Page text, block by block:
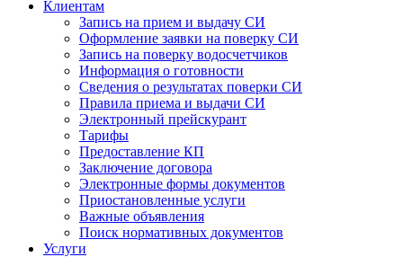
Клиентам
Запись на прием и выдачу СИ
Оформление заявки на поверку СИ
Запись на поверку водосчетчиков
Информация о готовности
Сведения о результатах поверки СИ
Правила приема и выдачи СИ
Электронный прейскурант
Тарифы
Предоставление КП
Заключение договора
Электронные формы документов
Приостановленные услуги
Важные объявления
Поиск нормативных документов
Услуги